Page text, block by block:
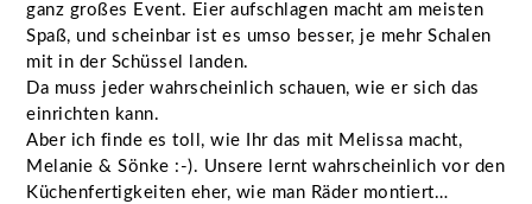
ganz großes Event. Eier aufschlagen macht am meisten
Spaß, und scheinbar ist es umso besser, je mehr Schalen
mit in der Schüssel landen.
Da muss jeder wahrscheinlich schauen, wie er sich das
einrichten kann.
Aber ich finde es toll, wie Ihr das mit Melissa macht,
Melanie & Sönke :-). Unsere lernt wahrscheinlich vor den
Küchenfertigkeiten eher, wie man Räder montiert…